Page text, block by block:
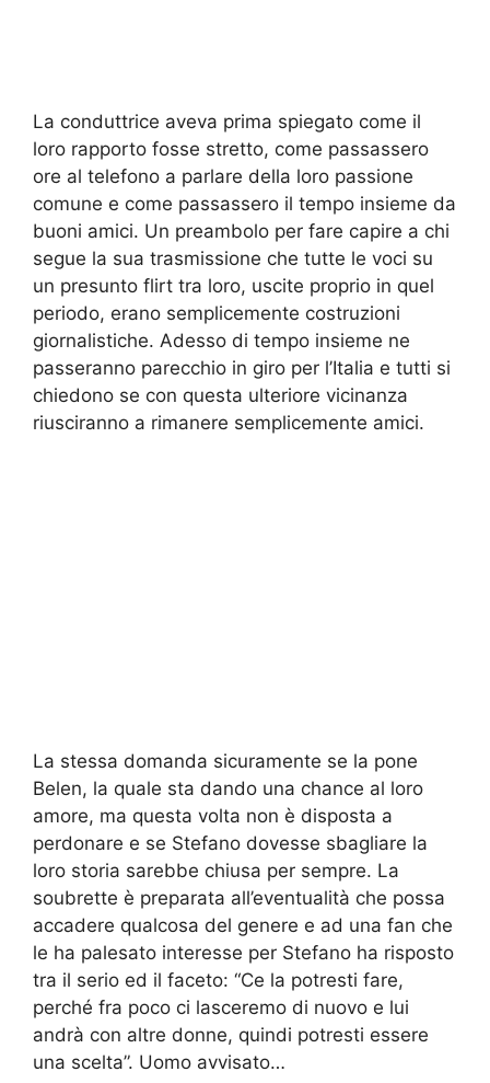
La conduttrice aveva prima spiegato come il
loro rapporto fosse stretto, come passassero
ore al telefono a parlare della loro passione
comune e come passassero il tempo insieme da
buoni amici. Un preambolo per fare capire a chi
segue la sua trasmissione che tutte le voci su
un presunto flirt tra loro, uscite proprio in quel
periodo, erano semplicemente costruzioni
giornalistiche. Adesso di tempo insieme ne
passeranno parecchio in giro per l’Italia e tutti si
chiedono se con questa ulteriore vicinanza
riusciranno a rimanere semplicemente amici.
La stessa domanda sicuramente se la pone
Belen, la quale sta dando una chance al loro
amore, ma questa volta non è disposta a
perdonare e se Stefano dovesse sbagliare la
loro storia sarebbe chiusa per sempre. La
soubrette è preparata all’eventualità che possa
accadere qualcosa del genere e ad una fan che
le ha palesato interesse per Stefano ha risposto
tra il serio ed il faceto: “Ce la potresti fare,
perché fra poco ci lasceremo di nuovo e lui
andrà con altre donne, quindi potresti essere
una scelta”. Uomo avvisato…